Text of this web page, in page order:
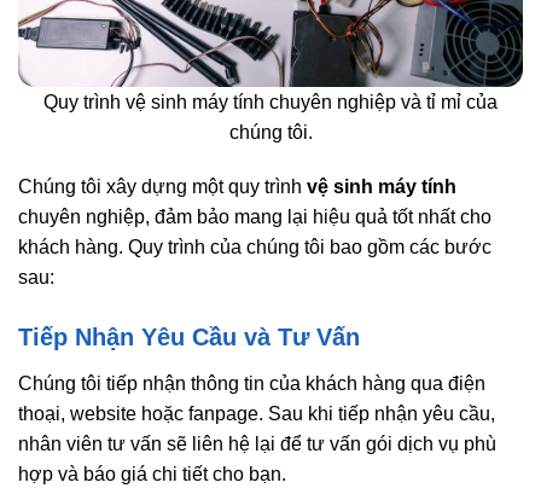
Quy trình vệ sinh máy tính chuyên nghiệp và tỉ mỉ của
chúng tôi.
Chúng tôi xây dựng một quy trình vệ sinh máy tính
chuyên nghiệp, đảm bảo mang lại hiệu quả tốt nhất cho
khách hàng. Quy trình của chúng tôi bao gồm các bước
sau:
Tiếp Nhận Yêu Cầu và Tư Vấn
Chúng tôi tiếp nhận thông tin của khách hàng qua điện
thoại, website hoặc fanpage. Sau khi tiếp nhận yêu cầu,
nhân viên tư vấn sẽ liên hệ lại để tư vấn gói dịch vụ phù
hợp và báo giá chi tiết cho bạn.